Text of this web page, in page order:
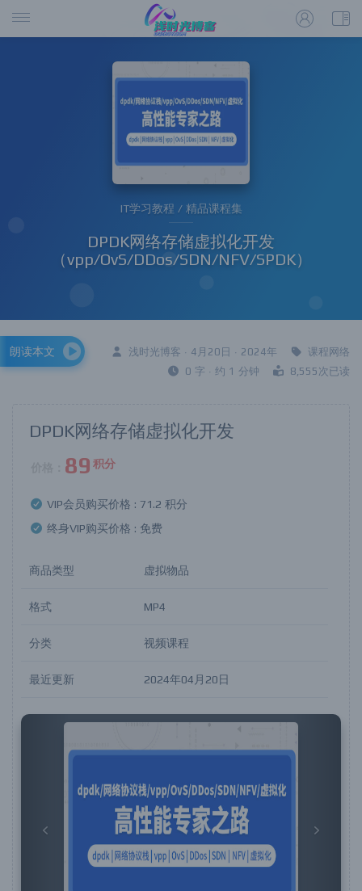
IT学习教程 / 精品课程集
DPDK网络存储虚拟化开发
（vpp/OvS/DDos/SDN/NFV/SPDK）
浅时光博客 · 4月20日 · 2024年
课程网络
0 字 · 约 1 分钟
8,555次已读
朗读本文
DPDK网络存储虚拟化开发
89 积分
VIP会员购买价格 : 71.2 积分
终身VIP购买价格 : 免费
商品类型 虚拟物品
格式 MP4
分类 视频课程
最近更新 2024年04月20日
Previous Next